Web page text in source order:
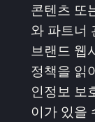
콘텐츠 또
와 파트너
브랜드 웹
정책을 읽
인정보 보
이가 있을